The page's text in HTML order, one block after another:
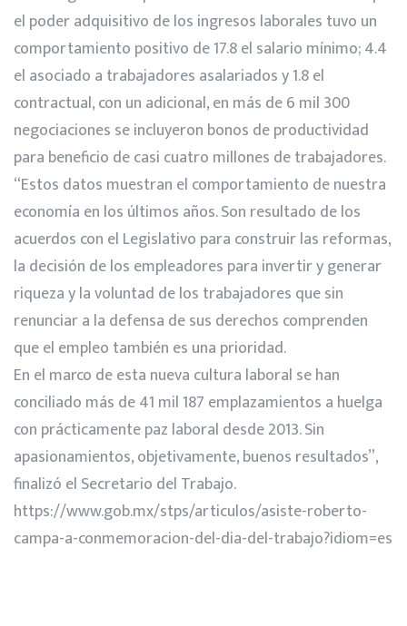
el poder adquisitivo de los ingresos laborales tuvo un
comportamiento positivo de 17.8 el salario mínimo; 4.4
el asociado a trabajadores asalariados y 1.8 el
contractual, con un adicional, en más de 6 mil 300
negociaciones se incluyeron bonos de productividad
para beneficio de casi cuatro millones de trabajadores.
“Estos datos muestran el comportamiento de nuestra
economía en los últimos años. Son resultado de los
acuerdos con el Legislativo para construir las reformas,
la decisión de los empleadores para invertir y generar
riqueza y la voluntad de los trabajadores que sin
renunciar a la defensa de sus derechos comprenden
que el empleo también es una prioridad.
En el marco de esta nueva cultura laboral se han
conciliado más de 41 mil 187 emplazamientos a huelga
con prácticamente paz laboral desde 2013. Sin
apasionamientos, objetivamente, buenos resultados”,
finalizó el Secretario del Trabajo.
https://www.gob.mx/stps/articulos/asiste-roberto-
campa-a-conmemoracion-del-dia-del-trabajo?idiom=es